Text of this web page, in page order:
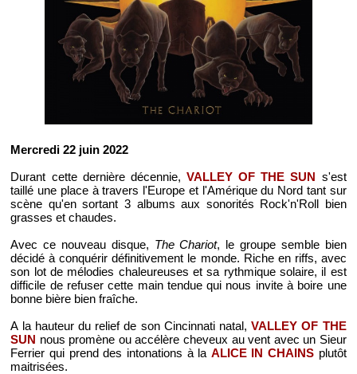
Mercredi 22 juin 2022
Durant cette dernière décennie, VALLEY OF THE SUN s'est
taillé une place à travers l'Europe et l'Amérique du Nord tant sur
scène qu'en sortant 3 albums aux sonorités Rock'n'Roll bien
grasses et chaudes.
Avec ce nouveau disque, The Chariot, le groupe semble bien
décidé à conquérir définitivement le monde. Riche en riffs, avec
son lot de mélodies chaleureuses et sa rythmique solaire, il est
difficile de refuser cette main tendue qui nous invite à boire une
bonne bière bien fraîche.
A la hauteur du relief de son Cincinnati natal,VALLEY OF THE
SUN nous promène ou accélère cheveux au vent avec un Sieur
Ferrier qui prend des intonations à la ALICE IN CHAINSplutôt
maitrisées.